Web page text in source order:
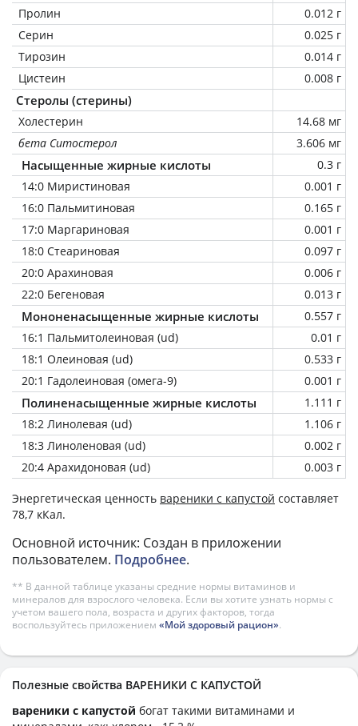
Пролин
0.012 г
Серин
0.025 г
Тирозин
0.014 г
Цистеин
0.008 г
Стеролы (стерины)
Холестерин
14.68 мг
бета Ситостерол
3.606 мг
Насыщенные жирные кислоты
0.3 г
14:0 Миристиновая
0.001 г
16:0 Пальмитиновая
0.165 г
17:0 Маргариновая
0.001 г
18:0 Стеариновая
0.097 г
20:0 Арахиновая
0.006 г
22:0 Бегеновая
0.013 г
Мононенасыщенные жирные кислоты
0.557 г
16:1 Пальмитолеиновая (ud)
0.01 г
18:1 Олеиновая (ud)
0.533 г
20:1 Гадолеиновая (омега-9)
0.001 г
Полиненасыщенные жирные кислоты
1.111 г
18:2 Линолевая (ud)
1.106 г
18:3 Линоленовая (ud)
0.002 г
20:4 Арахидоновая (ud)
0.003 г
Энергетическая ценность вареники с капустой составляет
78,7 кКал.
Основной источник: Создан в приложении
пользователем. Подробнее.
** В данной таблице указаны средние нормы витаминов и
минералов для взрослого человека. Если вы хотите узнать нормы с
учетом вашего пола, возраста и других факторов, тогда
воспользуйтесь приложением «Мой здоровый рацион».
Полезные свойства ВАРЕНИКИ С КАПУСТОЙ
вареники с капустой богат такими витаминами и